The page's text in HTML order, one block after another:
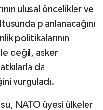
ulusal öncelikler ve
planlanacağını
politikalarının
değil, askeri
da
vurguladı.
NATO üyesi ülkeler